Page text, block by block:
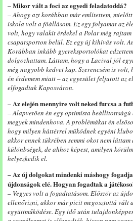
– Mikor vált a foci az egyedi feladatoddá?
– Ahogy azt korábban már említettem,
iskola volt a főállásom. Ez egy folyamat az
volt, hogy valakit érdekel a Polar még
csapatsporton belül. Ez egy új kihívás volt.
Korábban inkább gyereksportolókat
dolgozhattam. Láttam, hogy a Lacival jól
még nagyobb kedvet kap. Szerencsém is
én érdemem miatt – az egyesület feljutott az
elfogadtak Kaposváron.
– Az elején mennyire volt neked furcsa a
– Alapvetően én egy optimista
megyek mindenhova. A problémákat én
hogy milyen háttérrel működnek egyéni
akkor ennek tükrében semmi okot nem
különbségek, de ahhoz képest, amilyen
helyezkedik el.
– Az új dolgokat mindenki máshogy
újdonságok elé. Hogyan fogadtak a
– Vegyes volt a fogadtatásom. Először az
ellenőrizni, akkor már picit megosztottá vált
együttműködése. Egy idő után